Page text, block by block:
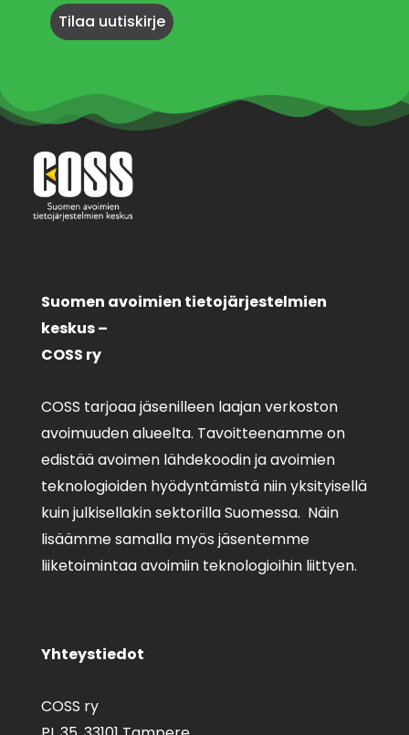
Suomen avoimien tietojärjestelmien
keskus –
COSS ry
COSS tarjoaa jäsenilleen laajan verkoston
avoimuuden alueelta. Tavoitteenamme on
edistää avoimen lähdekoodin ja avoimien
teknologioiden hyödyntämistä niin yksityisellä
kuin julkisellakin sektorilla Suomessa. Näin
lisäämme samalla myös jäsentemme
liiketoimintaa avoimiin teknologioihin liittyen.
Yhteystiedot
COSS ry